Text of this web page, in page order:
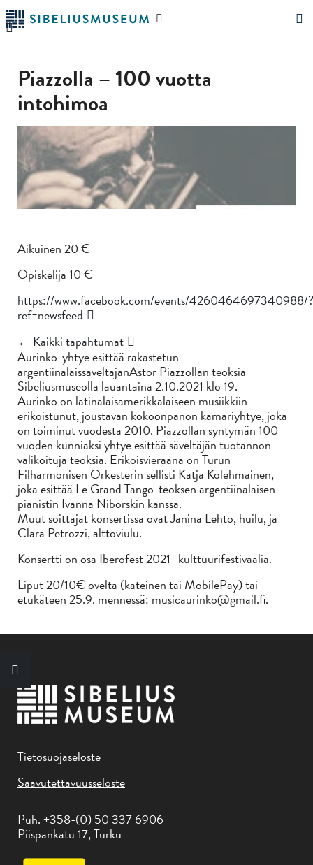
Siirry
pääsisältöön
Hae
Piazzolla – 100 vuotta
intohimoa
Aikuinen 20 €
Opiskelija 10 €
https://www.facebook.com/events/4260464697340988/?
ref=newsfeed
← Kaikki tapahtumat
Aurinko-yhtye esittää rakastetun
argentiinalaissäveltäjänAstor Piazzollan teoksia
Sibeliusmuseolla lauantaina 2.10.2021 klo 19.
Aurinko on latinalaisamerikkalaiseen musiikkiin
erikoistunut, joustavan kokoonpanon kamariyhtye, joka
on toiminut vuodesta 2010. Piazzollan syntymän 100
vuoden kunniaksi yhtye esittää säveltäjän tuotannon
valikoituja teoksia. Erikoisvieraana on Turun
Filharmonisen Orkesterin sellisti Katja Kolehmainen,
joka esittää Le Grand Tango-teoksen argentiinalaisen
pianistin Ivanna Niborskin kanssa.
Muut soittajat konsertissa ovat Janina Lehto, huilu, ja
Clara Petrozzi, alttoviulu.
Konsertti on osa Iberofest 2021 -kulttuurifestivaalia.
Liput 20/10€ ovelta (käteinen tai MobilePay) tai
etukäteen 25.9. mennessä: musicaurinko@gmail.fi.
Tietosuojaseloste
Saavutettavuusseloste
Puh. +358-(0) 50 337 6906
Piispankatu 17, Turku